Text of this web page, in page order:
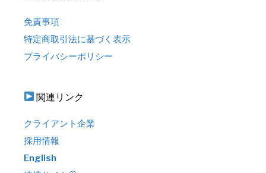
免責事項
特定商取引法に基づく表示
プライバシーポリシー
関連リンク
クライアント企業
採用情報
English